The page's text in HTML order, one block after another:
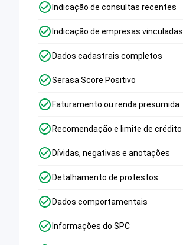
Indicação de consultas recentes
Indicação de empresas vinculadas
Dados cadastrais completos
Serasa Score Positivo
Faturamento ou renda presumida
Recomendação e limite de crédito
Dívidas, negativas e anotações
Detalhamento de protestos
Dados comportamentais
Informações do SPC